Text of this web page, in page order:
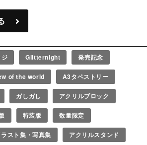
Glitternight 発売記念
of the world A3タペストリー
ガしガし アクリルブロック
特装版 数量限定
ラスト集・写真集 アクリルスタンド